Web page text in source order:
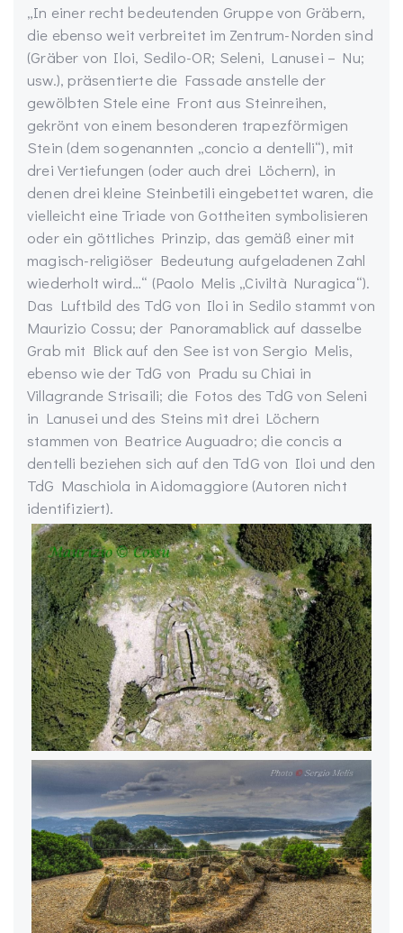
„In einer recht bedeutenden Gruppe von Gräbern,
die ebenso weit verbreitet im Zentrum-Norden sind
(Gräber von Iloi, Sedilo-OR; Seleni, Lanusei – Nu;
usw.), präsentierte die Fassade anstelle der
gewölbten Stele eine Front aus Steinreihen,
gekrönt von einem besonderen trapezförmigen
Stein (dem sogenannten „concio a dentelli“), mit
drei Vertiefungen (oder auch drei Löchern), in
denen drei kleine Steinbetili eingebettet waren, die
vielleicht eine Triade von Gottheiten symbolisieren
oder ein göttliches Prinzip, das gemäß einer mit
magisch-religiöser Bedeutung aufgeladenen Zahl
wiederholt wird…“ (Paolo Melis „Civiltà Nuragica“).
Das Luftbild des TdG von Iloi in Sedilo stammt von
Maurizio Cossu; der Panoramablick auf dasselbe
Grab mit Blick auf den See ist von Sergio Melis,
ebenso wie der TdG von Pradu su Chiai in
Villagrande Strisaili; die Fotos des TdG von Seleni
in Lanusei und des Steins mit drei Löchern
stammen von Beatrice Auguadro; die concis a
dentelli beziehen sich auf den TdG von Iloi und den
TdG Maschiola in Aidomaggiore (Autoren nicht
identifiziert).